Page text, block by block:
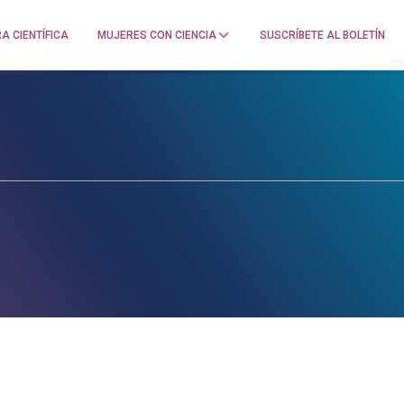
CIENTÍFICA MUJERES CON CIENCIA SUSCRÍBETE AL BOLETÍN